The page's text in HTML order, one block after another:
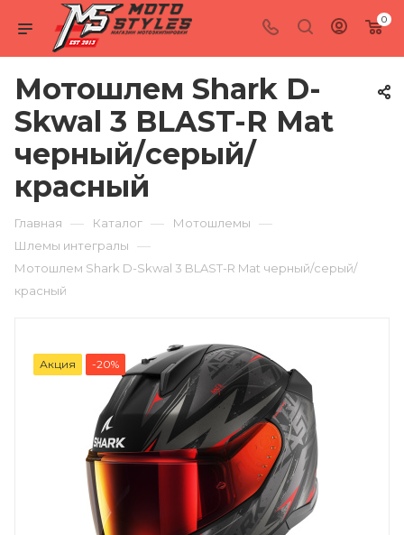
0
Мотошлем Shark D-
Skwal 3 BLAST-R Mat
черный/серый/
красный
Главная — Каталог — Мотошлемы —
Шлемы интегралы —
Мотошлем Shark D-Skwal 3 BLAST-R Mat черный/серый/
красный
Акция -20%